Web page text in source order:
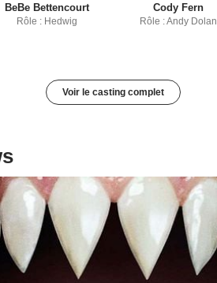
BeBe Bettencourt
Rôle : Hedwig
Cody Fern
Rôle : Andy Dolan
Voir le casting complet